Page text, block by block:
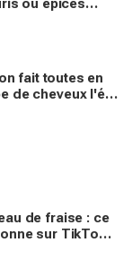
ou épicés
fait toutes en
de cheveux l'été
de fraise : ce
sur TikTok